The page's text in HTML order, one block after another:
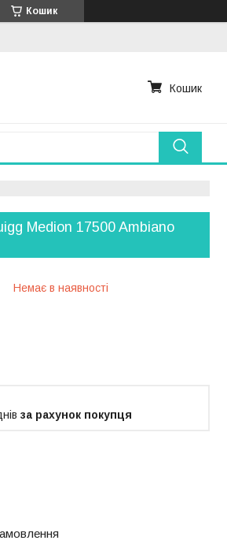
Кошик
Кошик
Medion 17500 Ambiano
Немає в наявності
за рахунок покупця